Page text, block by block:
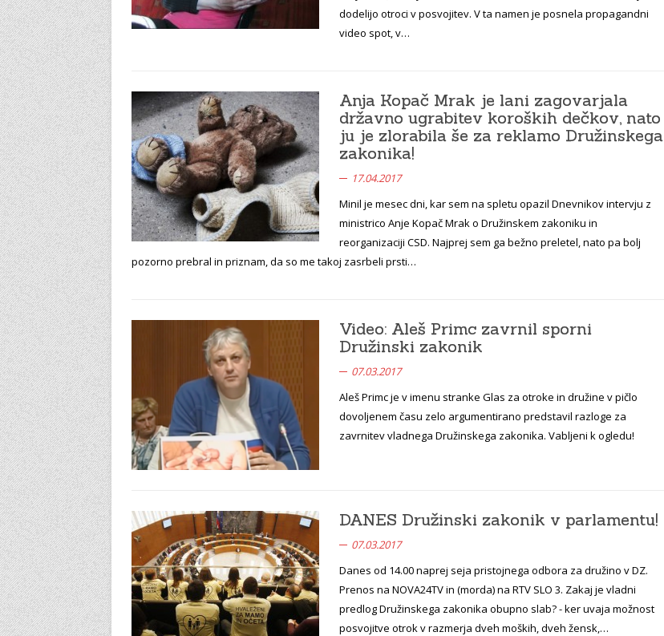
dodelijo otroci v posvojitev. V ta namen je posnela propagandni
video spot, v…
Anja Kopač Mrak je lani zagovarjala
državno ugrabitev koroških dečkov, nato
ju je zlorabila še za reklamo Družinskega
zakonika!
17.04.2017
Minil je mesec dni, kar sem na spletu opazil Dnevnikov intervju z
ministrico Anje Kopač Mrak o Družinskem zakoniku in
reorganizaciji CSD. Najprej sem ga bežno preletel, nato pa bolj
pozorno prebral in priznam, da so me takoj zasrbeli prsti…
Video: Aleš Primc zavrnil sporni
Družinski zakonik
07.03.2017
Aleš Primc je v imenu stranke Glas za otroke in družine v pičlo
dovoljenem času zelo argumentirano predstavil razloge za
zavrnitev vladnega Družinskega zakonika. Vabljeni k ogledu!
DANES Družinski zakonik v parlamentu!
07.03.2017
Danes od 14.00 naprej seja pristojnega odbora za družino v DZ.
Prenos na NOVA24TV in (morda) na RTV SLO 3. Zakaj je vladni
predlog Družinskega zakonika obupno slab? - ker uvaja možnost
posvojitve otrok v razmerja dveh moških, dveh žensk,…